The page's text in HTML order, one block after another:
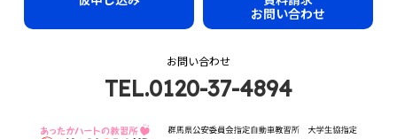
お問い合わせ
お問い合わせ
TEL.0120-37-4894